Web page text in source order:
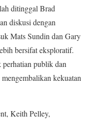
ditinggal Brad
diskusi dengan
Mats Sundin dan Gary
bersifat eksploratif.
perhatian publik dan
kekuatan
Keith Pelley,